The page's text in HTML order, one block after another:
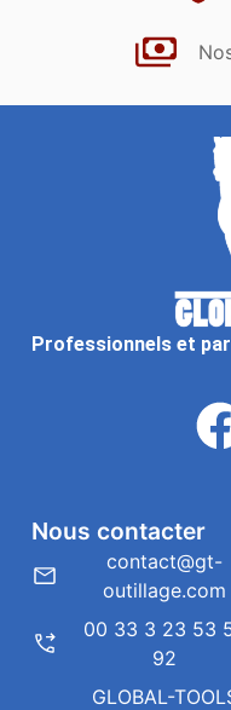
Professionnels et
Nous contacter
contact@gt-
outillage.com
00 33 3 23 53
92
GLOBAL-